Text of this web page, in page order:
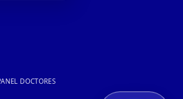
DOCTORES